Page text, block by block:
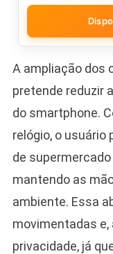
A ampliação dos
pretende reduzir
do smartphone.
relógio, o usuário
de
mantendo as
ambiente. Essa
movimentadas e,
privacidade, já